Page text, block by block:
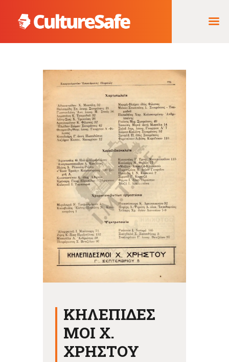
ΑΡΧΙΚΉ
ΦΟΡΈΑΣ ΥΛΟΠΟΊΗΣΗΣ
& ΈΡΓΑ
ΘΗΣΑΥΡΌΣ
ΤΕΚΜΗΡΊΩΝ
ΚΗΛΕΠΙΔΕΣ
ΜΟΙ Χ.
ΧΡΗΣΤΟΥ